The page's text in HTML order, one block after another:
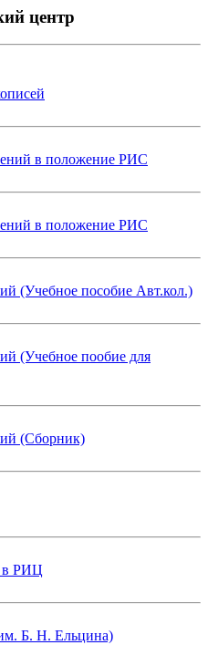
центр
в положение РИС
в положение РИС
(Учебное пособие Авт.кол.)
(Учебное пообие для
(Сборник)
в РИЦ
Б. Н. Ельцина)